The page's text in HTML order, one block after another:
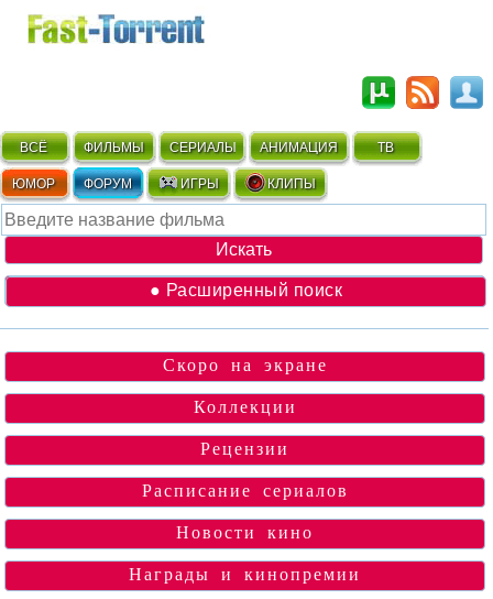
ВСЁ ФИЛЬМЫ СЕРИАЛЫ АНИМАЦИЯ ТВ
ЮМОР ФОРУМ ИГРЫ КЛИПЫ
● Расширенный поиск
Скоро на экране
Коллекции
Рецензии
Расписание сериалов
Новости кино
Награды и кинопремии